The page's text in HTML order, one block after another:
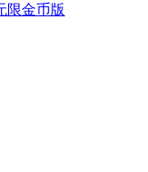
限金币版